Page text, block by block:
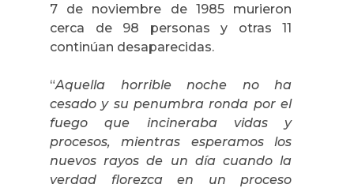
7 de noviembre de 1985 murieron
cerca de 98 personas y otras 11
continúan desaparecidas.
“Aquella horrible noche no ha
cesado y su penumbra ronda por el
fuego que incineraba vidas y
procesos, mientras esperamos los
nuevos rayos de un día cuando la
verdad florezca en un proceso